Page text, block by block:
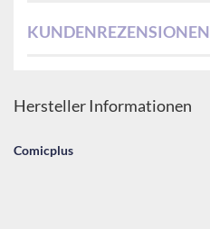
KUNDENREZENSIONEN
Hersteller Informationen
Comicplus